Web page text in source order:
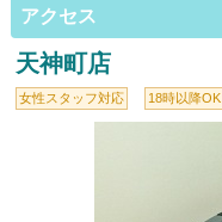
アクセス
天神町店
女性スタッフ対応 18時以降OK